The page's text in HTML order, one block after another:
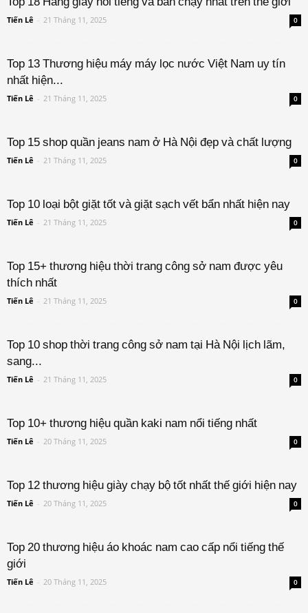
Tiến Lê - 21 Tháng 11, 2025 0
Top 13 Thương hiệu máy máy lọc nước Việt Nam uy tín
nhất hiện...
Tiến Lê - 21 Tháng 11, 2025 0
Top 15 shop quần jeans nam ở Hà Nội đẹp và chất lượng
Tiến Lê - 21 Tháng 11, 2025 0
Top 10 loại bột giặt tốt và giặt sạch vết bẩn nhất hiện nay
Tiến Lê - 21 Tháng 11, 2025 0
Top 15+ thương hiệu thời trang công sở nam được yêu
thích nhất
Tiến Lê - 21 Tháng 11, 2025 0
Top 10 shop thời trang công sở nam tại Hà Nội lịch lãm,
sang...
Tiến Lê - 21 Tháng 11, 2025 0
Top 10+ thương hiệu quần kaki nam nổi tiếng nhất
Tiến Lê - 20 Tháng 11, 2025 0
Top 12 thương hiệu giày chạy bộ tốt nhất thế giới hiện nay
Tiến Lê - 20 Tháng 11, 2025 0
Top 20 thương hiệu áo khoác nam cao cấp nổi tiếng thế
giới
Tiến Lê - 20 Tháng 11, 2025 0